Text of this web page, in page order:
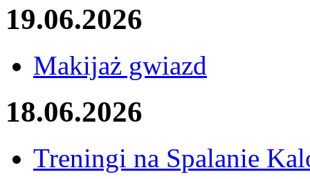
19.06.2026
Makijaż gwiazd
18.06.2026
Treningi na Spalanie